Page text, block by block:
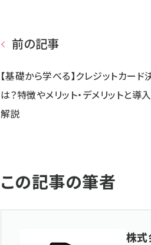
前の記事
【基礎から学べる】クレジットカード
は？特徴やメリット・デメリットと導
解説
この記事の筆者
株式